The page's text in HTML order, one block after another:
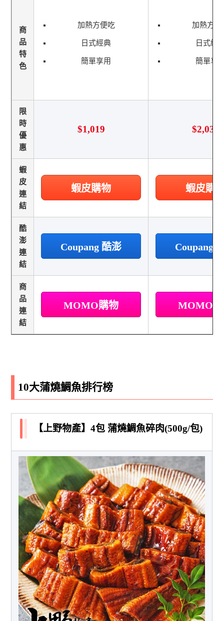
商
品
特
色
加熱方便吃
日式經典
簡單享用
加熱方便
日式經
簡單享
限
時
優
惠
$1,019 $2,034
蝦
皮
連
結
蝦皮購物 蝦皮購
酷
澎
連
結
Coupang 酷澎 Coupang
商
品
連
結
MOMO購物 MOMO
10大蒲燒鯛魚排行榜
【上野物產】4包 蒲燒鯛魚碎肉(500g/包)